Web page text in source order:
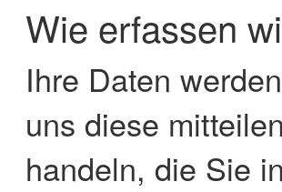
Wie erfassen
Ihre Daten
uns diese
handeln, die Sie